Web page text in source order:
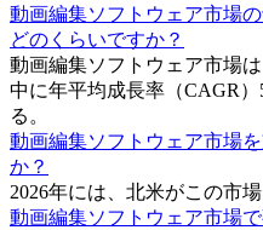
動画編集ソフトウェア市場
どのくらいですか？
動画編集ソフトウェア市場
中に年平均成長率（CAGR
る。
動画編集ソフトウェア市場
か？
2026年には、北米がこの市
動画編集ソフトウェア市場